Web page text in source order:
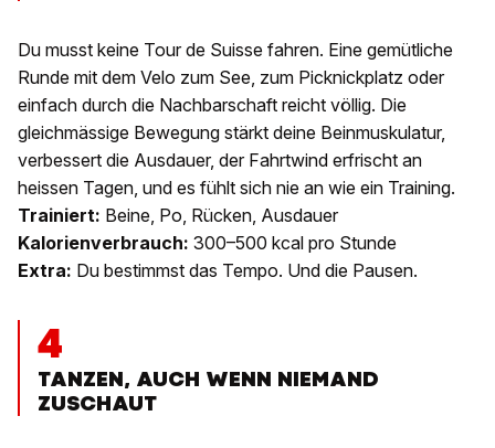
Du musst keine Tour de Suisse fahren. Eine gemütliche
Runde mit dem Velo zum See, zum Picknickplatz oder
einfach durch die Nachbarschaft reicht völlig. Die
gleichmässige Bewegung stärkt deine Beinmuskulatur,
verbessert die Ausdauer, der Fahrtwind erfrischt an
heissen Tagen, und es fühlt sich nie an wie ein Training.
Trainiert: Beine, Po, Rücken, Ausdauer
Kalorienverbrauch: 300–500 kcal pro Stunde
Extra: Du bestimmst das Tempo. Und die Pausen.
4
TANZEN, AUCH WENN NIEMAND
ZUSCHAUT